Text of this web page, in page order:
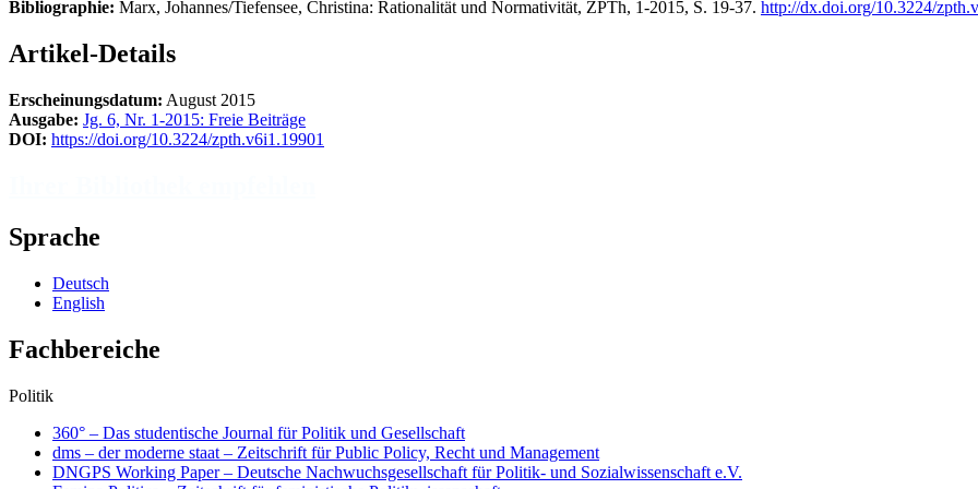
Bibliographie: Marx, Johannes/Tiefensee, Christina: Rationalität und Normativität, ZPTh, 1-2015, S. 19-37. http://dx.doi.org/10.3224/
Artikel-Details
Erscheinungsdatum: August 2015
Ausgabe: Jg. 6, Nr. 1-2015: Freie Beiträge
DOI: https://doi.org/10.3224/zpth.v6i1.19901
Sprache
Deutsch
English
Fachbereiche
Politik
360° – Das studentische Journal für Politik und Gesellschaft
dms – der moderne staat – Zeitschrift für Public Policy, Recht und Management
DNGPS Working Paper – Deutsche Nachwuchsgesellschaft für Politik- und Sozialwissenschaft e.V.